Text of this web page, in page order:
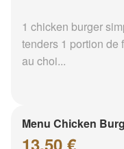
1 chicken burger
tenders 1 portion de
au choi...
Menu Chicken